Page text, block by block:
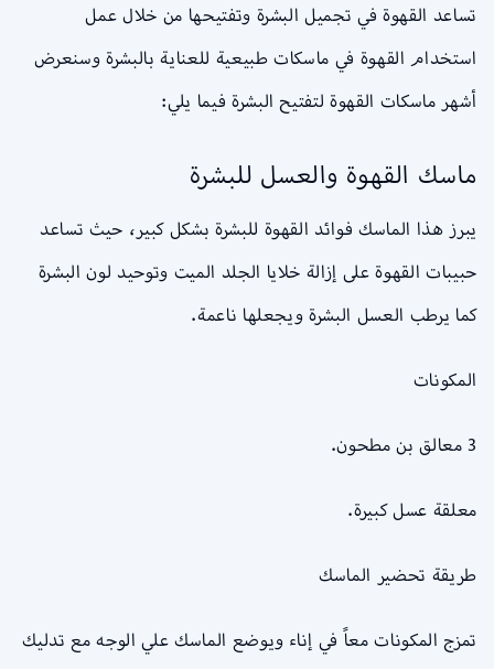
تساعد القهوة في تجميل البشرة وتفتيحها من خلال عمل
استخدام القهوة في ماسكات طبيعية للعناية بالبشرة وسنعرض
أشهر ماسكات القهوة لتفتيح البشرة فيما يلي:
ماسك القهوة والعسل للبشرة
يبرز هذا الماسك فوائد القهوة للبشرة بشكل كبير، حيث تساعد
حبيبات القهوة على إزالة خلايا الجلد الميت وتوحيد لون البشرة
كما يرطب العسل البشرة ويجعلها ناعمة.
المكونات
3 معالق بن مطحون.
معلقة عسل كبيرة.
طريقة تحضير الماسك
تمزج المكونات معاً في إناء ويوضع الماسك علي الوجه مع تدليك